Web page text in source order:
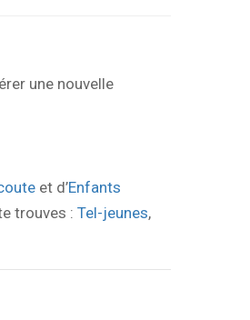
une nouvelle
et d’Enfants
trouves : Tel-jeunes,